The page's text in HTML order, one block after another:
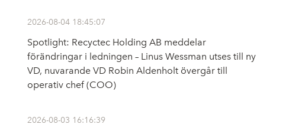
2026-08-04 18:45:07
Spotlight: Recyctec Holding AB meddelar
förändringar i ledningen – Linus Wessman utses till ny
VD, nuvarande VD Robin Aldenholt övergår till
operativ chef (COO)
2026-08-03 16:16:39